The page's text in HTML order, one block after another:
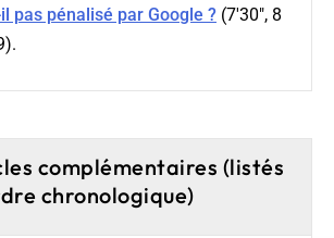
il pas pénalisé par Google ?(7'30", 8
complémentaires (listés
chronologique)